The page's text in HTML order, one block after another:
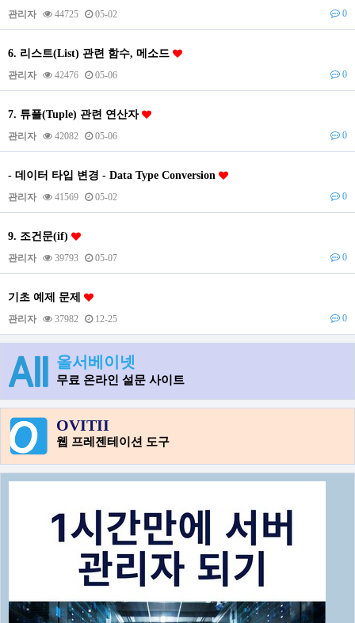
관리자 44725 05-02 0
6. 리스트(List) 관련 함수, 메소드
관리자 42476 05-06 0
7. 튜플(Tuple) 관련 연산자
관리자 42082 05-06 0
- 데이터 타입 변경 - Data Type Conversion
관리자 41569 05-02 0
9. 조건문(if)
관리자 39793 05-07 0
기초 예제 문제
관리자 37982 12-25 0
올서베이넷
무료 온라인 설문 사이트
OVITII
웹 프레젠테이션 도구